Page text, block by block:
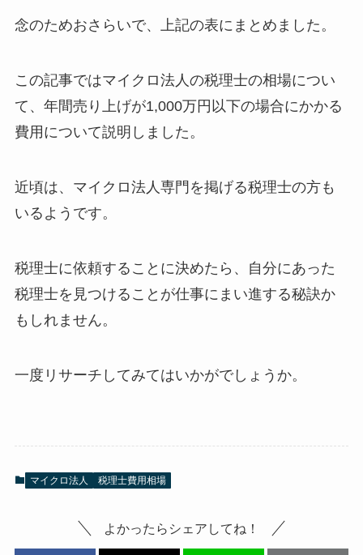
念のためおさらいで、上記の表にまとめました。
この記事ではマイクロ法人の税理士の相場につい
て、年間売り上げが1,000万円以下の場合にかかる
費用について説明しました。
近頃は、マイクロ法人専門を掲げる税理士の方も
いるようです。
税理士に依頼することに決めたら、自分にあった
税理士を見つけることが仕事にまい進する秘訣か
もしれません。
一度リサーチしてみてはいかがでしょうか。
マイクロ法人 税理士費用相場
よかったらシェアしてね！